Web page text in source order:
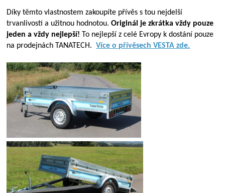
Díky těmto vlastnostem zakoupíte přívěs s tou nejdelší
trvanlivostí a užitnou hodnotou.Originál je zkrátka vždy pouze
jeden a vždy nejlepší! To nejlepší z celé Evropy k dostání pouze
na prodejnách TANATECH.Více o přívěsech VESTA zde.